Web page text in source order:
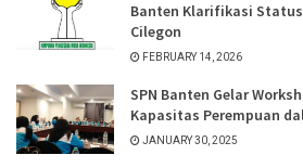
Banten Klarifikasi Status
Cilegon
FEBRUARY 14, 2026
SPN Banten Gelar
Kapasitas Perempuan
JANUARY 30, 2025